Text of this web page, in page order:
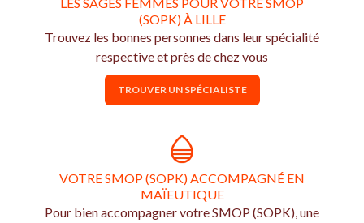
(SOPK) À LILLE
Trouvez les bonnes personnes dans leur spécialité
respective et près de chez vous
TROUVER UN SPÉCIALISTE
VOTRE SMOP (SOPK) ACCOMPAGNÉ EN
MAÏEUTIQUE
Pour bien accompagner votre SMOP (SOPK), une